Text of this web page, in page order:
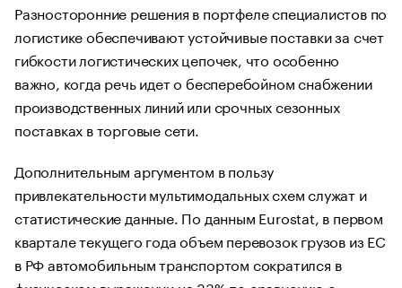
Разносторонние решения в портфеле специалистов по
логистике обеспечивают устойчивые поставки за счет
гибкости логистических цепочек, что особенно
важно, когда речь идет о бесперебойном снабжении
производственных линий или срочных сезонных
поставках в торговые сети.
Дополнительным аргументом в пользу
привлекательности мультимодальных схем служат и
статистические данные. По данным Eurostat, в первом
квартале текущего года объем перевозок грузов из ЕС
в РФ автомобильным транспортом сократился в